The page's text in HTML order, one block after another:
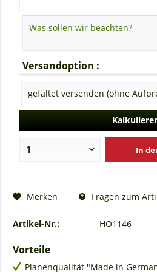
Versandoption :
In
Merken Fragen zum
Artikel-Nr.: HO1146
Vorteile
Planenqualität "Made in